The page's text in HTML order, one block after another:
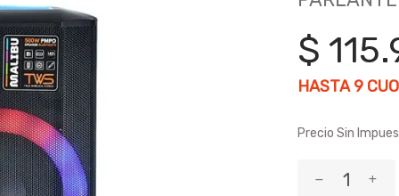
$
HASTA9
Precio Sin